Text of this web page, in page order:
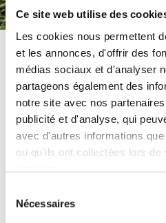
Ce site web utilise des
Les cookies nous permettent
et les annonces, d'offrir des
médias sociaux et d'analyser
partageons également des
notre site avec nos
publicité et d'analyse, qui
avec d'autres informations
ou qu'ils ont collectées lors de
services.
Nécessaires
PROEVERIJ-10/06/2026
Grisette Bio
een Belgisch bier
plezier, evenwicht
moderniteit verenigt
Grisette biedt een
Belgisch bier door